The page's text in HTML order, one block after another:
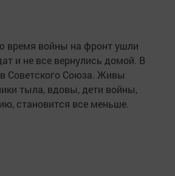
время войны на фронт ушли
и не все вернулись домой. В
Советского Союза. Живы
тыла, вдовы, дети войны,
становится все меньше.